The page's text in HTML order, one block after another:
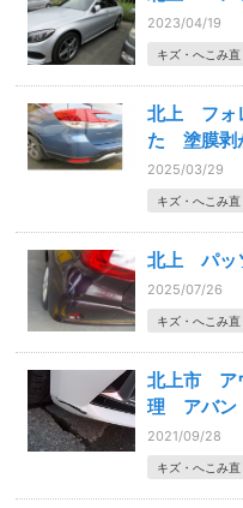
2023/04/19
キズ・へこみ直
北上 フォ
た 塗膜
2025/03/29
キズ・へこみ直
北上 パッ
2025/07/26
キズ・へこみ直
北上市 ア
理 アバン
2021/09/28
キズ・へこみ直